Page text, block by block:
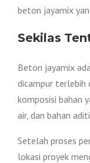
beton jayamix
Sekilas
Beton jayamix
dicampur terlebih
komposisi bahan
air, dan bahan
Setelah proses
lokasi proyek